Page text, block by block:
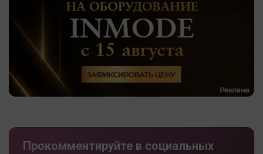
Прокомментируйте в социальных